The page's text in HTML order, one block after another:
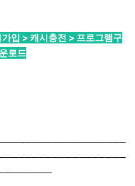
입 > 캐시충전 > 프로그램구
로드